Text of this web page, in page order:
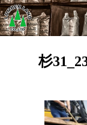
杉